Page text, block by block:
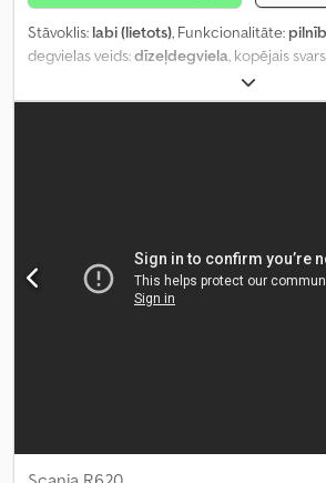
Stāvoklis: labi (lietots), Funkcionalitāte:
degvielas veids:dīzeļdegviela, kopējais
dīzeļdegviela
krāsa:balts, pārnesuma veids:mehānisks,
, Ražošanas